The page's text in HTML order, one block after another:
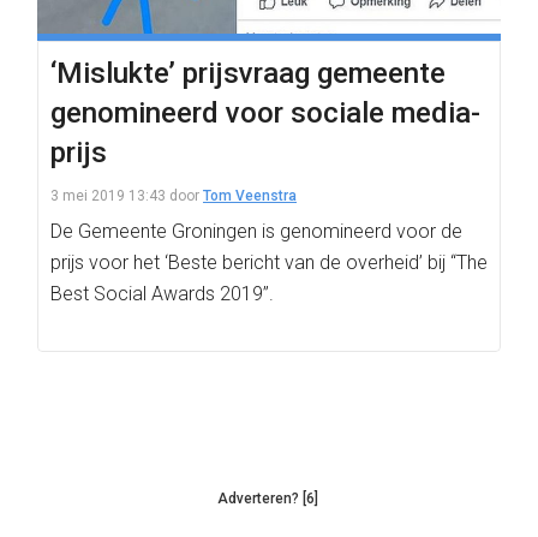
‘Mislukte’ prijsvraag gemeente
genomineerd voor sociale media-
prijs
3 mei 2019 13:43 door Tom Veenstra
De Gemeente Groningen is genomineerd voor de
prijs voor het ‘Beste bericht van de overheid’ bij “The
Best Social Awards 2019”.
Adverteren? [6]